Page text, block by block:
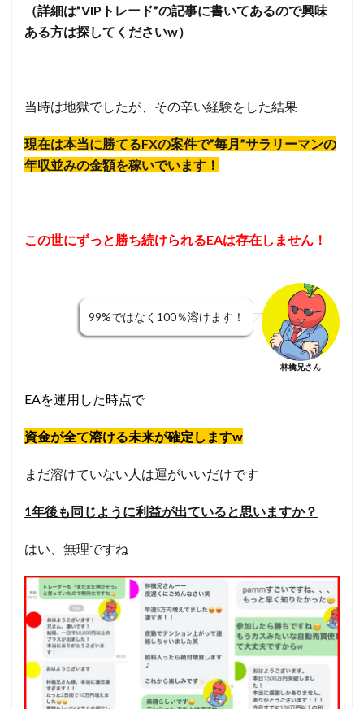
（詳細は”VIPトレード”の記事に書いてあるので興味
ある方は探してくださいw）
当時は地獄でしたが、その辛い経験をした結果
現在は本当に勝てるFXの案件で”毎月”サラリーマンの
年収並みの金額を稼いでいます！
この世にずっと勝ち続けられるEAは存在しません！
99%ではなく100％溶けます！
林檎兄さん
EAを運用した時点で
資金が全て溶ける未来が確定しますw
まだ溶けていない人は運がいいだけです
1年後も同じように利益が出ていると思いますか？
はい、無理ですね